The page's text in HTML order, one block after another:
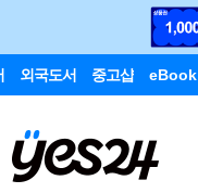
외국도서 중고샵 eBook